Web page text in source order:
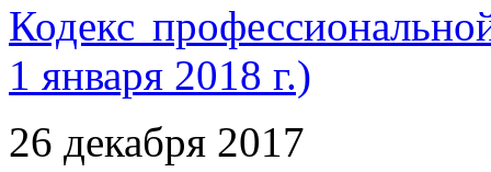
Кодекс
1 января 2018 г.)
26 декабря 2017